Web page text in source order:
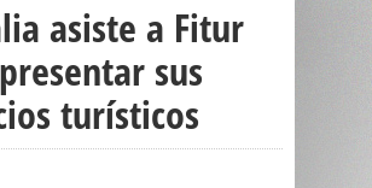
asiste a Fitur
sus
turísticos